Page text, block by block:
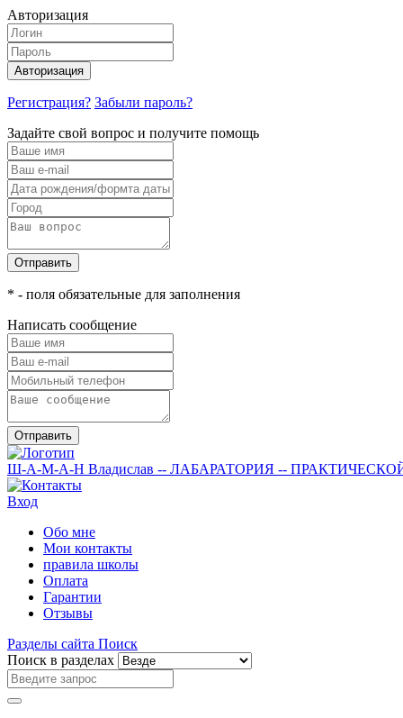
Авторизация
Авторизация
Регистрация? Забыли пароль?
Задайте свой вопрос и получите помощь
Отправить
* - поля обязательные для заполнения
Написать сообщение
Отправить
Ш-А-М-А-Н Владислав -- ЛАБАРАТОРИЯ --
Вход
Обо мне
Мои контакты
правила школы
Оплата
Гарантии
Отзывы
Разделы сайта Поиск
Поиск в разделах